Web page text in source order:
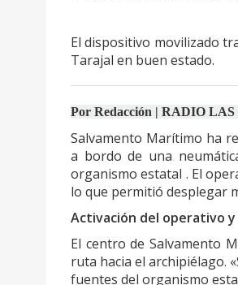
El dispositivo movilizado
Tarajal en buen estado.
Por Redacción | RADIO
Salvamento Marítimo ha
a bordo de una
organismo estatal . El
lo que permitió desplegar
Activación del operativo y
El centro de Salvamento
ruta hacia el archipiélago.
fuentes del organismo